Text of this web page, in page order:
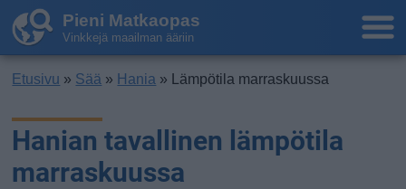
Pieni Matkaopas
Vinkkejä maailman ääriin
Etusivu » Sää » Hania » Lämpötila marraskuussa
Hanian tavallinen lämpötila
marraskuussa